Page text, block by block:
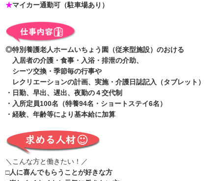
★マイカー通勤可（駐車場あり）
◎特別養護老人ホームいちょう園（従来型施設）のおける
入居者の介護・食事・入浴・排泄の介助、
シーツ交換・季節毎の行事や
レクリエーションの計画、実施・介護日誌記入（タブレット）
・日勤、早出、遅出、夜勤の４交代制
・入所定員100名（特養94名・ショートステイ6名）
・経験、年齢等により基本給に加算
＼こんな方と働きたい！／
□人に喜んでもらうことが好きな方